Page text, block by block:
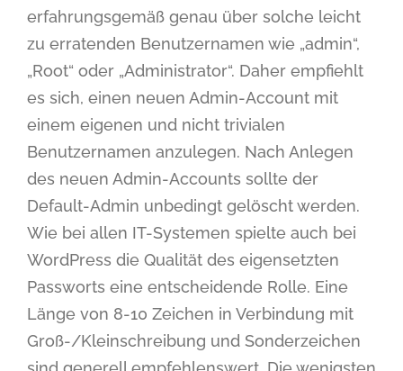
erfahrungsgemäß genau über solche leicht
zu erratenden Benutzernamen wie „admin“,
„Root“ oder „Administrator“. Daher empfiehlt
es sich, einen neuen Admin-Account mit
einem eigenen und nicht trivialen
Benutzernamen anzulegen. Nach Anlegen
des neuen Admin-Accounts sollte der
Default-Admin unbedingt gelöscht werden.
Wie bei allen IT-Systemen spielte auch bei
WordPress die Qualität des eigensetzten
Passworts eine entscheidende Rolle. Eine
Länge von 8-10 Zeichen in Verbindung mit
Groß-/Kleinschreibung und Sonderzeichen